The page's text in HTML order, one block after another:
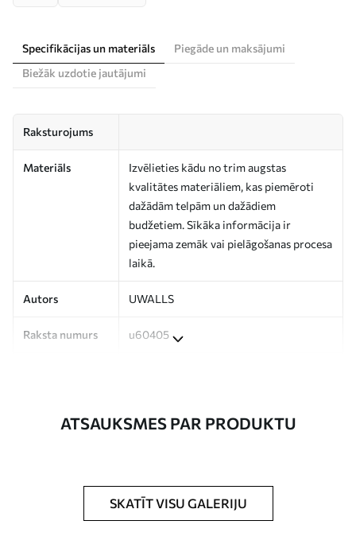
Specifikācijas un materiāls
Piegāde un maksājumi
Biežāk uzdotie jautājumi
Raksturojums
Materiāls
Izvēlieties kādu no trim augstas
kvalitātes materiāliem, kas piemēroti
dažādām telpām un dažādiem
budžetiem. Sīkāka informācija ir
pieejama zemāk vai pielāgošanas procesa
laikā.
Autors UWALLS
Raksta numurs u60405
Tapetes var viegli notīrīt ar mīkstu sūkli.
Tapetes ar lakas pārklājumu var tīrīt ar
ATSAUKSMES PAR PRODUKTU
SKATĪT VISU GALERIJU